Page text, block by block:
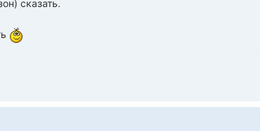
сказать.